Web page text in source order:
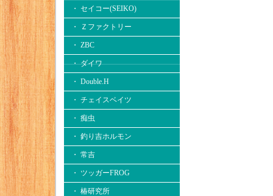
・ セイコー(SEIKO)
・ Ｚファクトリー
・ ZBC
・ ダイワ
・ Double.H
・ チェイスベイツ
・ 痴虫
・ 釣り吉ホルモン
・ 常吉
・ ツッガーFROG
・ 椿研究所